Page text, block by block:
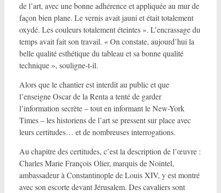
de l’art, avec une bonne adhérence et appliquée au mur de
façon bien plane. Le vernis avait jauni et était totalement
oxydé. Les couleurs totalement éteintes ». L’encrassage du
temps avait fait son travail. « On constate, aujourd’hui la
belle qualité esthétique du tableau et sa bonne qualité
technique », souligne-t-il.
Alors que le chantier est interdit au public et que
l’enseigne Oscar de la Renta a tenté de garder
l’information secrète – tout en informant le New-York
Times – les historiens de l’art se pressent sur place avec
leurs certitudes… et de nombreuses interrogations.
Au chapitre des certitudes, c’est la description de l’œuvre :
Charles Marie François Olier, marquis de Nointel,
ambassadeur à Constantinople de Louis XIV, y est montré
avec son escorte devant Jérusalem. Des cavaliers sont